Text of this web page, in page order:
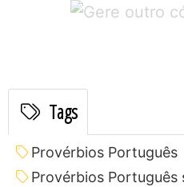
Tags
Provérbios Português
Provérbios Português